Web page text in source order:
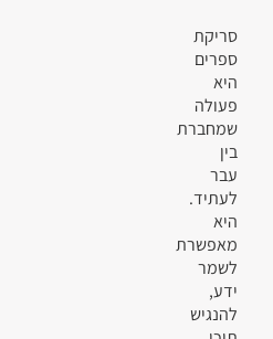
סריקת
ספרים
היא
פעולה
שמחברת
בין
עבר
לעתיד.
היא
מאפשרת
לשמר
ידע,
להנגיש